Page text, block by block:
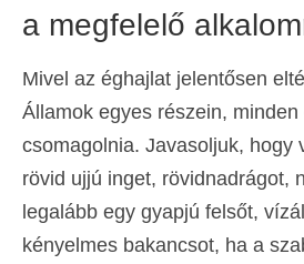
a megfelelő
Mivel az éghajlat jelentősen
Államok egyes részein, minden
csomagolnia. Javasoljuk, hogy
rövid ujjú inget, rövidnadrágot,
legalább egy gyapjú felsőt,
kényelmes bakancsot, ha a